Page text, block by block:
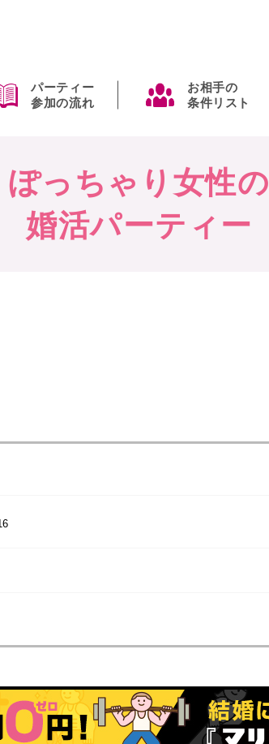
パーティー
参加の流れ
お相手の
条件リスト
ぽっちゃり女性の
婚活パーティー